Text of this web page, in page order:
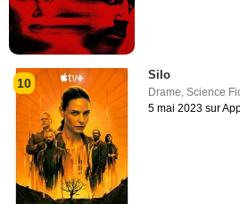
10
Silo
Drame,Science
5 mai 2023 sur